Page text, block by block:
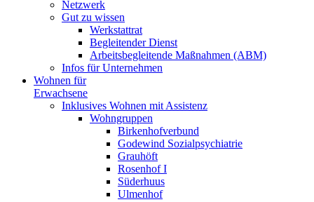
Netzwerk
Gut zu wissen
Werkstattrat
Begleitender Dienst
Arbeitsbegleitende Maßnahmen (ABM)
Infos für Unternehmen
Wohnen für
Erwachsene
Inklusives Wohnen mit Assistenz
Wohngruppen
Birkenhofverbund
Godewind Sozialpsychiatrie
Grauhöft
Rosenhof I
Süderhuus
Ulmenhof